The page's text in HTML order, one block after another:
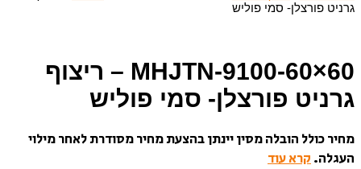
גרניט פורצלן- סמי פוליש
MHJTN-9100-60×60 – ריצוף
גרניט פורצלן- סמי פוליש
מחיר כולל הובלה מסין יינתן בהצעת מחיר מסודרת לאחר מילוי
העגלה. קרא עוד